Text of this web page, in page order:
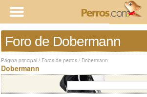
Foro de Dobermann
Página principal / Foros de perros / Dobermann
Dobermann